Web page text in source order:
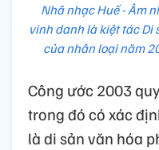
Nhã nhạc Huế - Âm
vinh danh là kiệt tác Di
của nhân loại năm
Công ước 2003
trong đó có xác
là di sản văn hóa